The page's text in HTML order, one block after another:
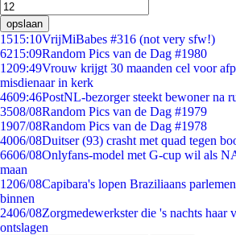
opslaan
1515:10VrijMiBabes #316 (not very sfw!)
6215:09Random Pics van de Dag #1980
1209:49Vrouw krijgt 30 maanden cel voor
misdienaar in kerk
4609:46PostNL-bezorger steekt bewoner na
3508/08Random Pics van de Dag #1979
1907/08Random Pics van de Dag #1978
4006/08Duitser (93) crasht met quad tegen
6606/08Onlyfans-model met G-cup wil als
maan
1206/08Capibara's lopen Braziliaans
binnen
2406/08Zorgmedewerkster die 's nachts haar
ontslagen